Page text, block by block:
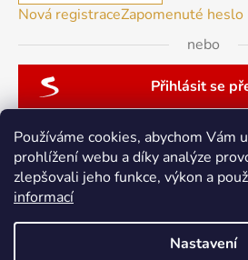
Používáme cookies, abychom Vám
prohlížení webu a díky analýze
zlepšovali jeho funkce, výkon a
informací
Nastavení
Nová registraceZapomenuté heslo
nebo
Přihlásit se
patchwork-